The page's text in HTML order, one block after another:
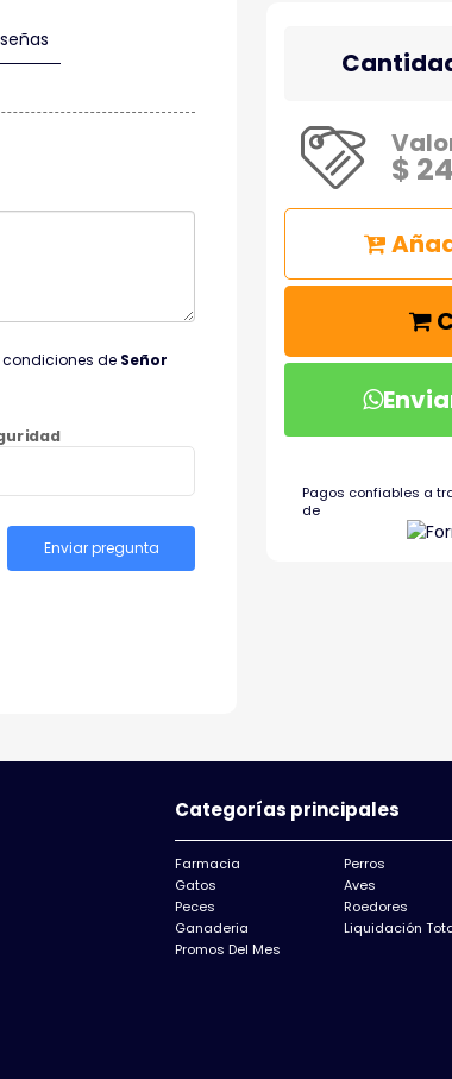
condiciones de Señor
Enviar pregunta
$
Pagos confiables a
de
Categorías principales
Farmacia
Perros
Gatos
Aves
Peces
Roedores
Ganaderia
Liquidación
Promos Del Mes